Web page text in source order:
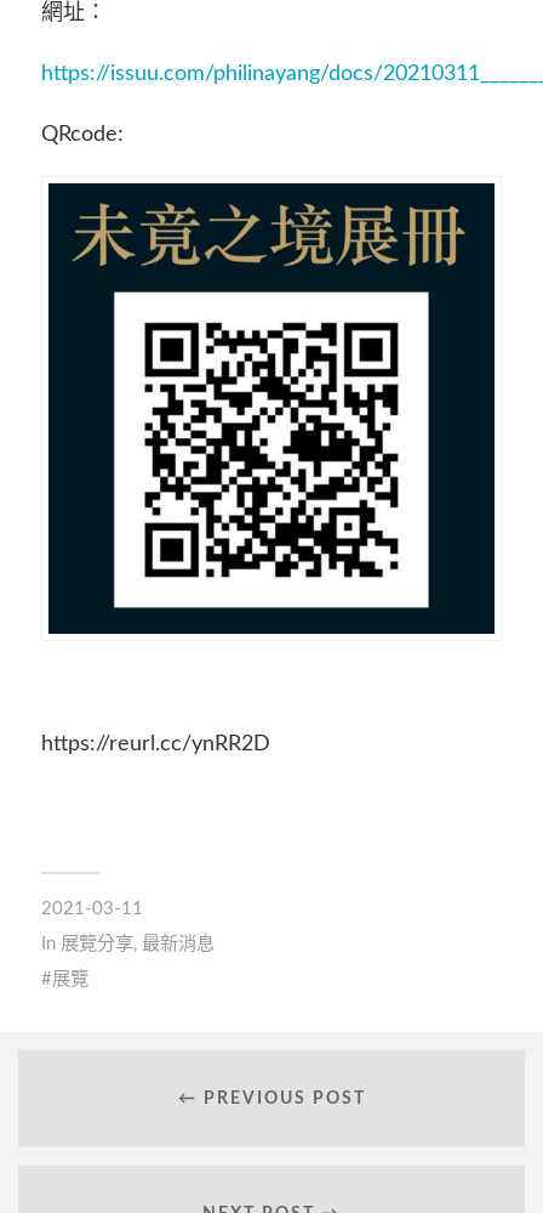
網址：
https://issuu.com/philinayang/docs/
QRcode:
https://reurl.cc/ynRR2D
2021-03-11
In 展覽分享, 最新消息
展覽
← PREVIOUS POST